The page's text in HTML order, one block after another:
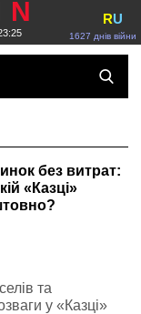
N
1627 днів війни
RU
без витрат:
«Казці»
та
у «Казці»